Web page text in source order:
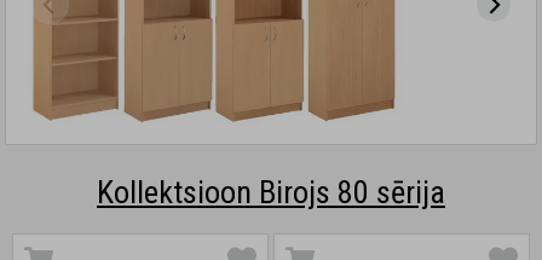
Kollektsioon Birojs 80 sērija